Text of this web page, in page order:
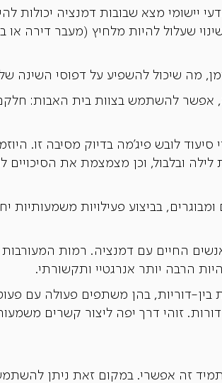
מצא שבובות דמנציה יכולות
שעלול להיות מלחיץ (מעבר דירה או
מה שיכול להשפיע על דפוסי השינה
אפשר להשתמש בצוות בית האבות: חלקם
בבריטניה מצא שאחד מכל 10 עובדי סיעוד לובש פיג'מה
ובלבול, וכן מצמצמת את הסיכויים
בביצוע פעילויות משמעותיות
החיים עם דמנציה. רמות
הרבה יותר אנרגטיי ותקשורתי.
דוריות, בהן משתפים פעולה עם
זוהי דרך יפה ליצור קשרים
זה אפשרי. במקום זאת ניתן להשתמש